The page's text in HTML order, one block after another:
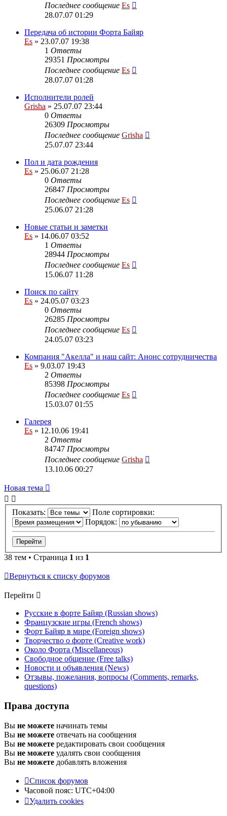
Последнее сообщение Es
28.07.07 01:29
Передача об истории Форта Байяр
Es » 23.07.07 19:38
1 Ответы
29351 Просмотры
Последнее сообщение Es
28.07.07 01:28
Исполнители ролей
Grisha » 25.07.07 23:44
0 Ответы
26309 Просмотры
Последнее сообщение Grisha
25.07.07 23:44
Пол и дата рождения
Es » 25.06.07 21:28
0 Ответы
26847 Просмотры
Последнее сообщение Es
25.06.07 21:28
Новые статьи и заметки
Es » 14.06.07 03:52
1 Ответы
28944 Просмотры
Последнее сообщение Es
15.06.07 11:28
Поиск по сайту
Es » 24.05.07 03:23
0 Ответы
26285 Просмотры
Последнее сообщение Es
24.05.07 03:23
Компания "Акелла" и наш сайт: Анонс сотрудничества
Es » 9.03.07 19:43
2 Ответы
85398 Просмотры
Последнее сообщение Es
15.03.07 01:55
Галерея
Es » 12.10.06 19:41
2 Ответы
84747 Просмотры
Последнее сообщение Grisha
13.10.06 00:27
Новая тема
Показать:
Поле сортировки:
Порядок:
38 тем • Страница 1 из 1
Вернуться к списку форумов
Перейти
Русские в форте Байяр (Russian shows)
Французские игры (French shows)
Форт Байяр в мире (Foreign shows)
Творчество о форте (Creative work)
Около Форта (Miscellaneous)
Свободное общение (Free talks)
Новости и объявления (News)
Отзывы, пожелания, вопросы (Comments, remarks,
questions)
Права доступа
Вы не можете начинать темы
Вы не можете отвечать на сообщения
Вы не можете редактировать свои сообщения
Вы не можете удалять свои сообщения
Вы не можете добавлять вложения
Список форумов
Часовой пояс: UTC+04:00
Удалить cookies